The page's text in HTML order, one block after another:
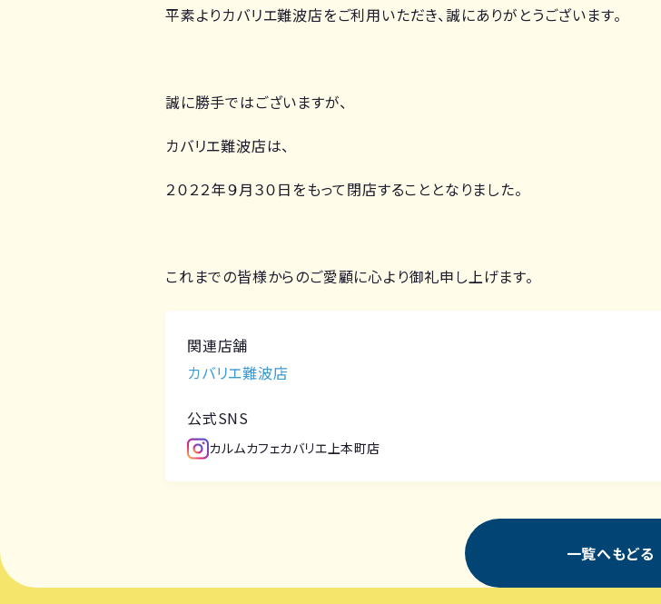
平素よりカバリエ難波店をご利用いただき、誠にありがとうございます。
誠に勝手ではございますが、
カバリエ難波店は、
２０２２年９月３０日をもって閉店することとなりました。
これまでの皆様からのご愛顧に心より御礼申し上げます。
関連店舗
カバリエ難波店
公式SNS
カルムカフェカバリエ上本町店
一覧へもどる